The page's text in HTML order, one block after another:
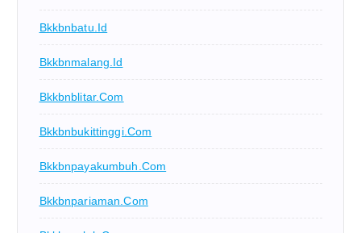
Bkkbnbatu.id
Bkkbnmalang.id
Bkkbnblitar.com
Bkkbnbukittinggi.com
Bkkbnpayakumbuh.com
Bkkbnpariaman.com